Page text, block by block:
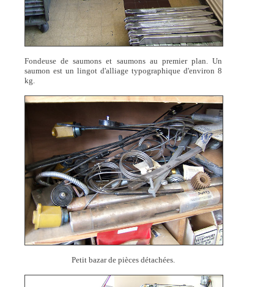
Fondeuse de saumons et saumons au premier plan. Un
saumon est un lingot d'alliage typographique d'environ 8
kg.
Petit bazar de pièces détachées.